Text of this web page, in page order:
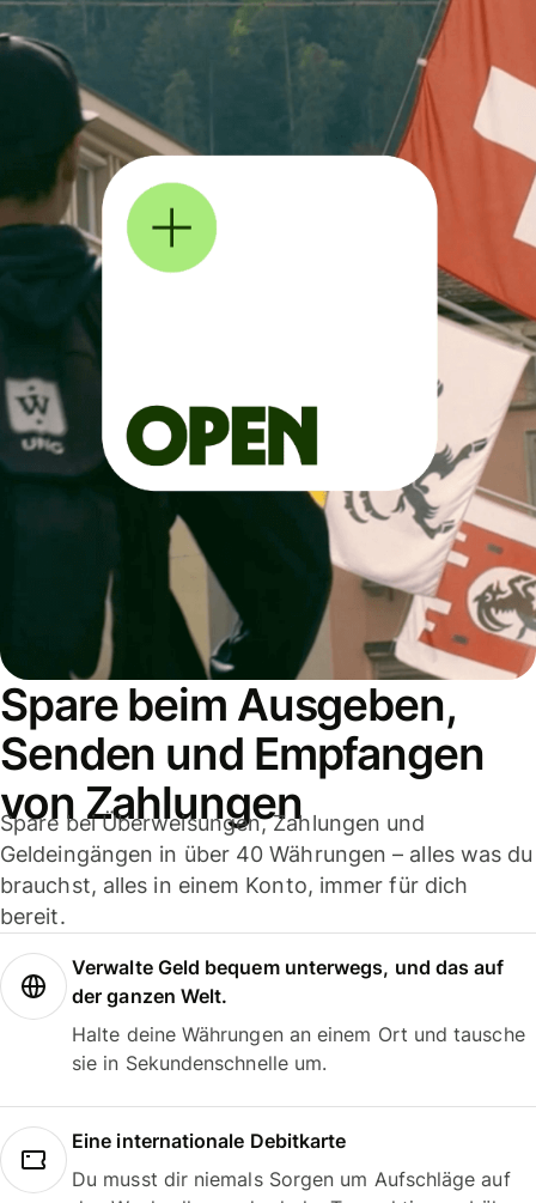
Spare beim Ausgeben,
Senden und Empfangen
von Zahlungen
Spare bei Überweisungen, Zahlungen und
Geldeingängen in über 40 Währungen – alles was du
brauchst, alles in einem Konto, immer für dich
bereit.
Verwalte Geld bequem unterwegs, und das auf
der ganzen Welt.
Halte deine Währungen an einem Ort und tausche
sie in Sekundenschnelle um.
Eine internationale Debitkarte
Du musst dir niemals Sorgen um Aufschläge auf